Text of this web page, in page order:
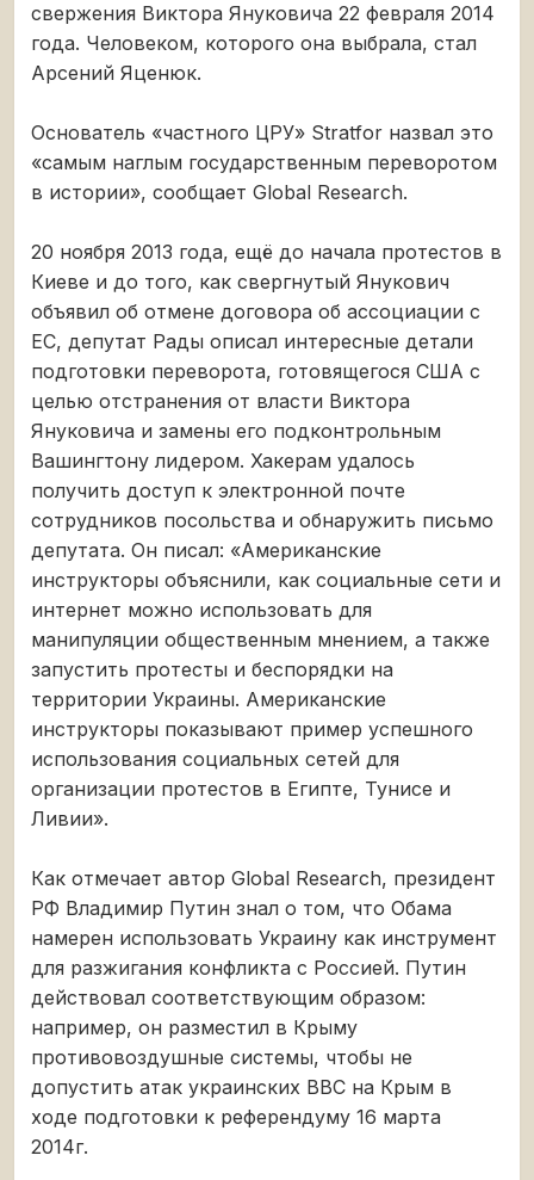
свержения Виктора Януковича 22 февраля 2014
года. Человеком, которого она выбрала, стал
Арсений Яценюк.
Основатель «частного ЦРУ» Stratfor назвал это
«самым наглым государственным переворотом
в истории», сообщает Global Research.
20 ноября 2013 года, ещё до начала протестов в
Киеве и до того, как свергнутый Янукович
объявил об отмене договора об ассоциации с
ЕС, депутат Рады описал интересные детали
подготовки переворота, готовящегося США с
целью отстранения от власти Виктора
Януковича и замены его подконтрольным
Вашингтону лидером. Хакерам удалось
получить доступ к электронной почте
сотрудников посольства и обнаружить письмо
депутата. Он писал: «Американские
инструкторы объяснили, как социальные сети и
интернет можно использовать для
манипуляции общественным мнением, а также
запустить протесты и беспорядки на
территории Украины. Американские
инструкторы показывают пример успешного
использования социальных сетей для
организации протестов в Египте, Тунисе и
Ливии».
Как отмечает автор Global Research, президент
РФ Владимир Путин знал о том, что Обама
намерен использовать Украину как инструмент
для разжигания конфликта с Россией. Путин
действовал соответствующим образом:
например, он разместил в Крыму
противовоздушные системы, чтобы не
допустить атак украинских ВВС на Крым в
ходе подготовки к референдуму 16 марта
2014г.